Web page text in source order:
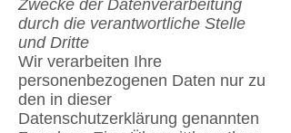
Zwecke der Datenverarbeitung
durch die verantwortliche Stelle
und Dritte
Wir verarbeiten Ihre
personenbezogenen Daten nur zu
den in dieser
Datenschutzerklärung genannten